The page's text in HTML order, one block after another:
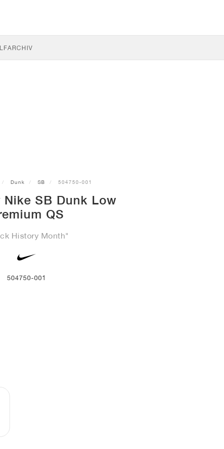
ARCHIV
Dunk SB 504750-001
SB Dunk Low
QS
History Month"
504750-001